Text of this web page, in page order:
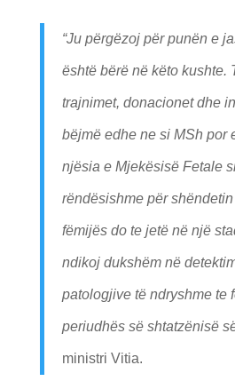
“Ju përgëzoj për punën e
është bërë në këto kushte.
trajnimet, donacionet dhe
bëjmë edhe ne si MSh por
njësia e Mjekësisë Fetale
rëndësishme për
fëmijës do te jetë në një
ndikoj dukshëm në
patologjive të ndryshme te
periudhës së shtatzënisë
ministri Vitia.